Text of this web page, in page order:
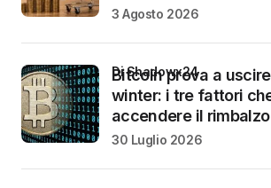
3 Agosto 2026
Bitcoin prova a
winter: i tre fattori
accendere il rimbalzo
di Shadowx24
30 Luglio 2026